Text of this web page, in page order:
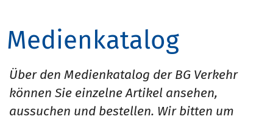
Medienkatalog
Über den Medienkatalog der BG Verkehr
können Sie einzelne Artikel ansehen,
aussuchen und bestellen. Wir bitten um